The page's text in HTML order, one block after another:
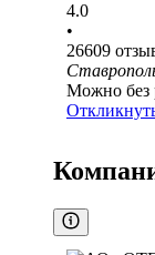
4.0
•
26609
Можно без